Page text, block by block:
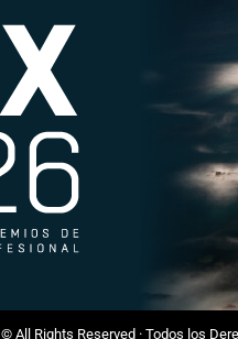
© All Rights Reserved · Todos los